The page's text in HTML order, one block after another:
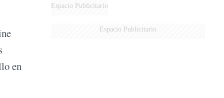
en
Espacio Publicitario
Espacio Publicitario